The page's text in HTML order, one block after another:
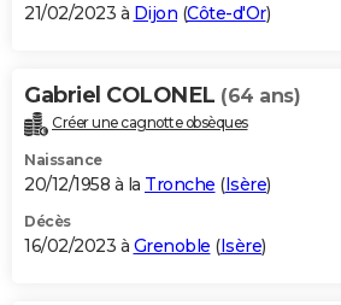
21/02/2023 à Dijon (Côte-d'Or)
Gabriel COLONEL (64 ans)
Créer une cagnotte obsèques
Naissance
20/12/1958 à la Tronche (Isère)
Décès
16/02/2023 à Grenoble (Isère)